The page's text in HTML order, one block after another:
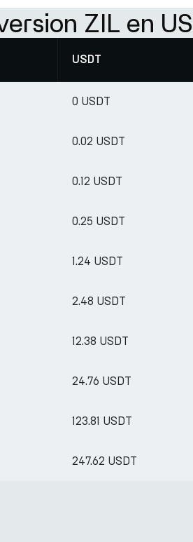
ZIL en
USDT
0 USDT
0.02 USDT
0.12 USDT
0.25 USDT
1.24 USDT
2.48 USDT
12.38 USDT
24.76 USDT
123.81 USDT
247.62 USDT